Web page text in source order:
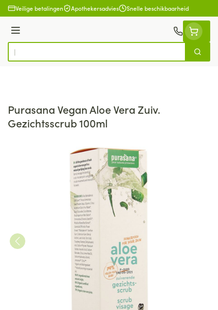
Ga naar de inhoud
Veilige betalingen Apothekersadvies Snelle beschikbaarheid
Menu
Product, merk, categorie...
Zoek
Purasana Vegan Aloe Vera Zuiv.
Gezichtsscrub 100ml